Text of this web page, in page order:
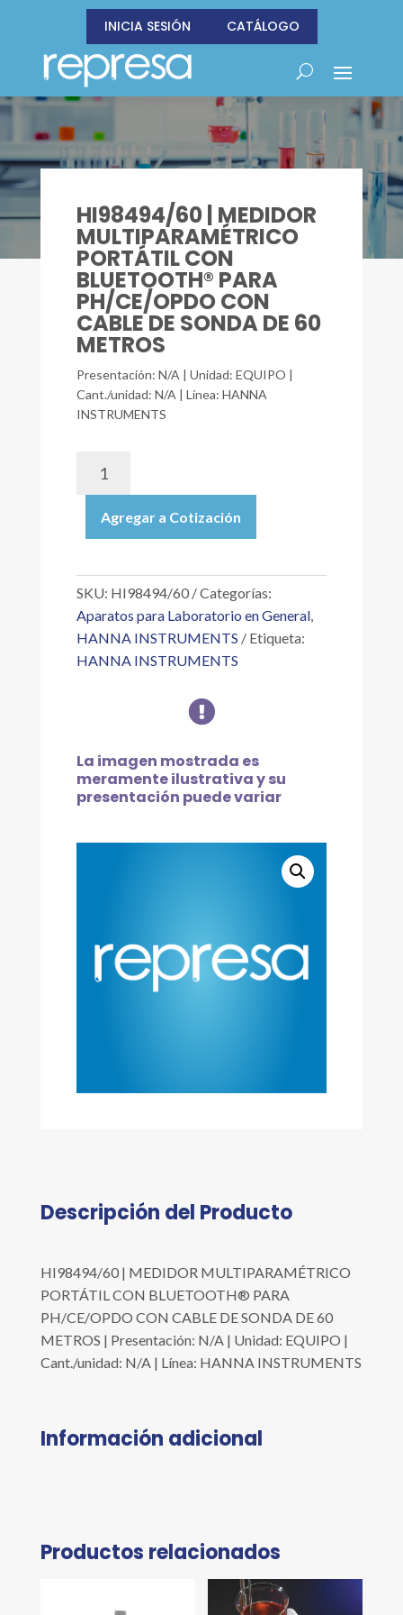
INICIA SESIÓN CATÁLOGO
HI98494/60 | MEDIDOR
MULTIPARAMÉTRICO
PORTÁTIL CON
BLUETOOTH® PARA
PH/CE/OPDO CON
CABLE DE SONDA DE 60
METROS
Presentación: N/A | Unidad: EQUIPO |
Cant./unidad: N/A | Línea: HANNA
INSTRUMENTS
MULTIPARAMÉTRICO
PORTÁTIL
BLUETOOTH®
PH/CE/OPDO
CON
CABLE
METROS
cantidad
Agregar a Cotización
SKU: HI98494/60
Categorías:
Aparatos para Laboratorio en General,
HANNA INSTRUMENTS
Etiqueta:
HANNA INSTRUMENTS

La imagen mostrada es
meramente ilustrativa y su
presentación puede variar
Descripción del Producto
HI98494/60 | MEDIDOR MULTIPARAMÉTRICO
PORTÁTIL CON BLUETOOTH® PARA
PH/CE/OPDO CON CABLE DE SONDA DE 60
METROS | Presentación: N/A | Unidad: EQUIPO |
Cant./unidad: N/A | Línea: HANNA INSTRUMENTS
Información adicional
Productos relacionados